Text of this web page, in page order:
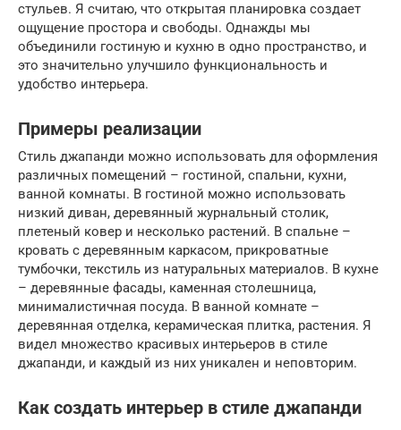
стульев. Я считаю, что открытая планировка создает
ощущение простора и свободы. Однажды мы
объединили гостиную и кухню в одно пространство, и
это значительно улучшило функциональность и
удобство интерьера.
Примеры реализации
Стиль джапанди можно использовать для оформления
различных помещений – гостиной, спальни, кухни,
ванной комнаты. В гостиной можно использовать
низкий диван, деревянный журнальный столик,
плетеный ковер и несколько растений. В спальне –
кровать с деревянным каркасом, прикроватные
тумбочки, текстиль из натуральных материалов. В кухне
– деревянные фасады, каменная столешница,
минималистичная посуда. В ванной комнате –
деревянная отделка, керамическая плитка, растения. Я
видел множество красивых интерьеров в стиле
джапанди, и каждый из них уникален и неповторим.
Как создать интерьер в стиле джапанди